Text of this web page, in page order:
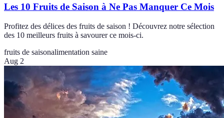
Les 10 Fruits de Saison à Ne Pas Manquer Ce Mois
Profitez des délices des fruits de saison ! Découvrez notre sélection
des 10 meilleurs fruits à savourer ce mois-ci.
fruits de saisonalimentation saine
Aug 2